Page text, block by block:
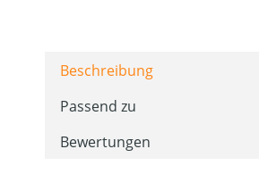
Beschreibung
Passend zu
Bewertungen